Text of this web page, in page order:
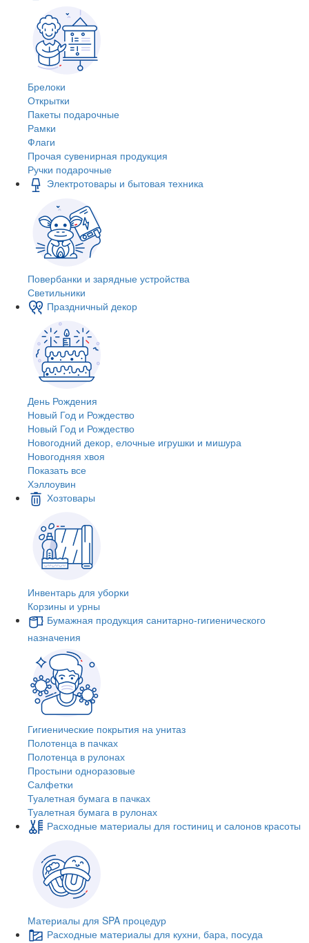
Брелоки
Открытки
Пакеты подарочные
Рамки
Флаги
Прочая сувенирная продукция
Ручки подарочные
Электротовары и бытовая техника
Повербанки и зарядные устройства
Светильники
Праздничный декор
День Рождения
Новый Год и Рождество
Новый Год и Рождество
Новогодний декор, елочные игрушки и мишура
Новогодняя хвоя
Показать все
Хэллоувин
Хозтовары
Инвентарь для уборки
Корзины и урны
Бумажная продукция санитарно-гигиенического
назначения
Гигиенические покрытия на унитаз
Полотенца в пачках
Полотенца в рулонах
Простыни одноразовые
Салфетки
Туалетная бумага в пачках
Туалетная бумага в рулонах
Расходные материалы для гостиниц и салонов красоты
Материалы для SPA процедур
Расходные материалы для кухни, бара, посуда